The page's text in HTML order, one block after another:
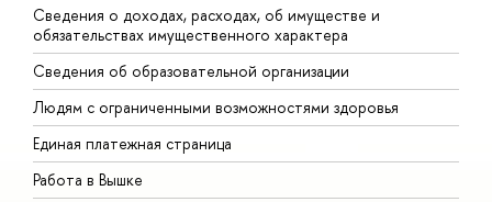
Сведения о доходах, расходах, об имуществе и
обязательствах имущественного характера
Сведения об образовательной организации
Людям с ограниченными возможностями здоровья
Единая платежная страница
Работа в Вышке